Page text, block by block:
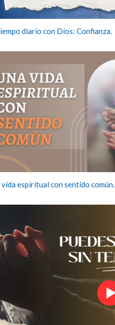
diario con Dios: Confianza.
vida espiritual con sentido común.